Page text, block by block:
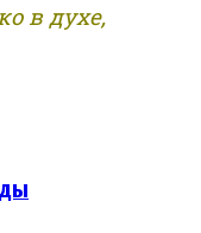
в духе,